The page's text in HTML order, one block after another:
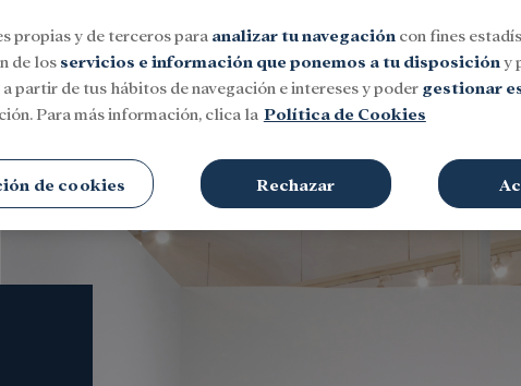
SocialInvestigación y becasCultura
propias y de terceros para analizar tu navegación con fines
de los servicios e información que ponemos a tu disposición y
partir de tus hábitos de navegación e intereses y poder gestionar
Para más información, clica la Política de Cookies
de cookies Rechazar